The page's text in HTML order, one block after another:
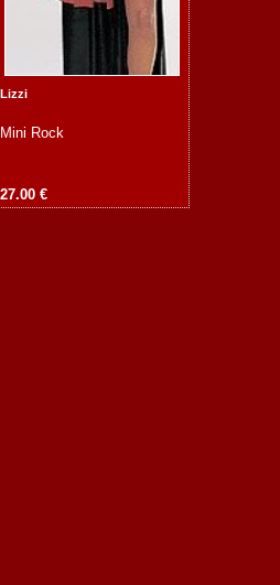
Lizzi
Mini Rock
27.00 €